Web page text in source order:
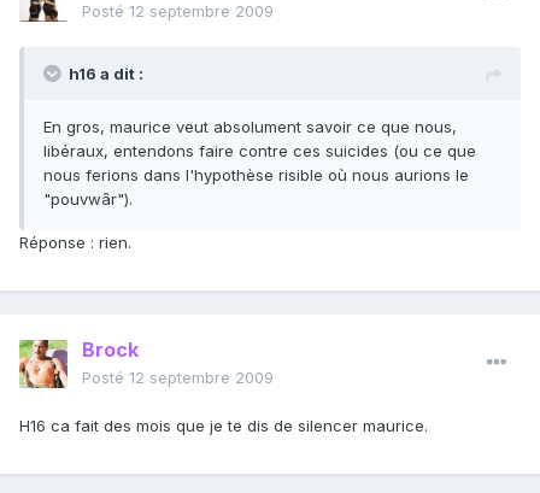
Posté 12 septembre 2009
h16 a dit :
En gros, maurice veut absolument savoir ce que nous,
libéraux, entendons faire contre ces suicides (ou ce que
nous ferions dans l'hypothèse risible où nous aurions le
"pouvwâr").
Réponse : rien.
Brock
Posté 12 septembre 2009
H16 ca fait des mois que je te dis de silencer maurice.